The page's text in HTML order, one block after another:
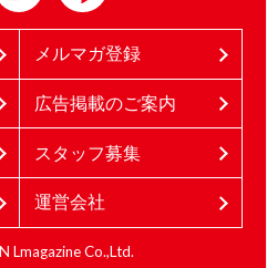
メルマガ登録
広告掲載のご案内
スタッフ募集
運営会社
Lmagazine Co.,Ltd.